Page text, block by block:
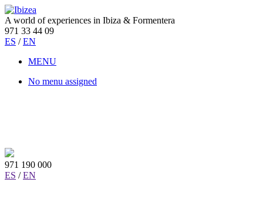
A world of experiences in Ibiza & Formentera
971 33 44 09
ES / EN
MENU
No menu assigned
971 190 000
ES / EN